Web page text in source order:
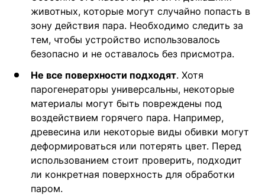
животных, которые могут случайно попасть в
зону действия пара. Необходимо следить за
тем, чтобы устройство использовалось
безопасно и не оставалось без присмотра.
Не все поверхности подходят. Хотя
парогенераторы универсальны, некоторые
материалы могут быть повреждены под
воздействием горячего пара. Например,
древесина или некоторые виды обивки могут
деформироваться или потерять цвет. Перед
использованием стоит проверить, подходит
ли конкретная поверхность для обработки
паром.